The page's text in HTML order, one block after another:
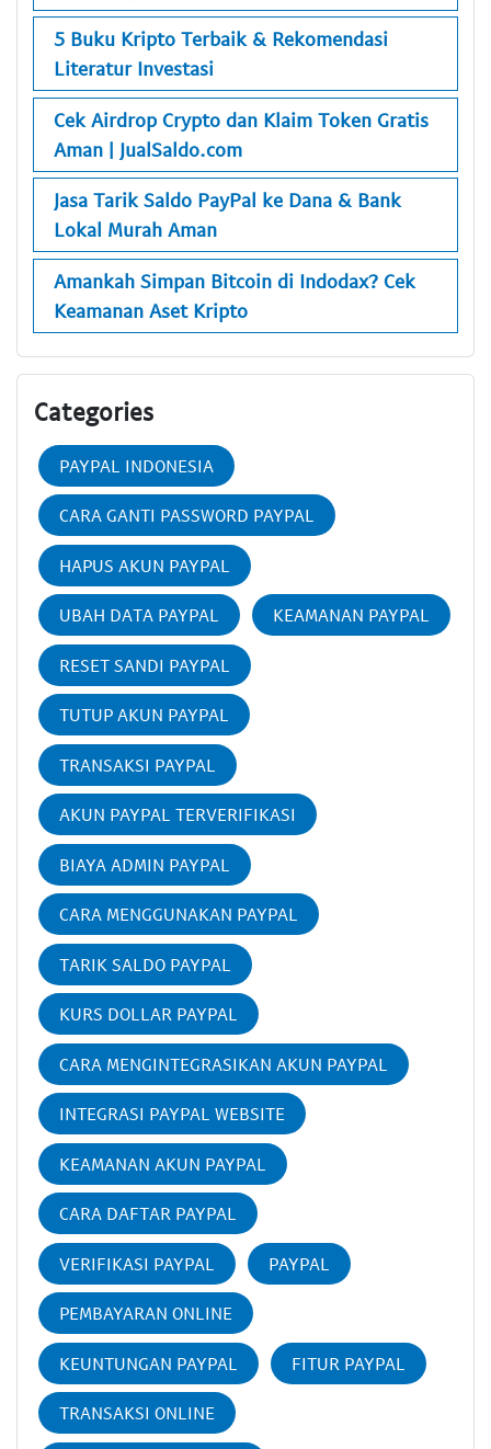
5 Buku Kripto Terbaik & Rekomendasi
Literatur Investasi
Cek Airdrop Crypto dan Klaim Token Gratis
Aman | JualSaldo.com
Jasa Tarik Saldo PayPal ke Dana & Bank
Lokal Murah Aman
Amankah Simpan Bitcoin di Indodax? Cek
Keamanan Aset Kripto
Categories
PAYPAL INDONESIA
CARA GANTI PASSWORD PAYPAL
HAPUS AKUN PAYPAL
UBAH DATA PAYPAL KEAMANAN PAYPAL
RESET SANDI PAYPAL
TUTUP AKUN PAYPAL
TRANSAKSI PAYPAL
AKUN PAYPAL TERVERIFIKASI
BIAYA ADMIN PAYPAL
CARA MENGGUNAKAN PAYPAL
TARIK SALDO PAYPAL
KURS DOLLAR PAYPAL
CARA MENGINTEGRASIKAN AKUN PAYPAL
INTEGRASI PAYPAL WEBSITE
KEAMANAN AKUN PAYPAL
CARA DAFTAR PAYPAL
VERIFIKASI PAYPAL PAYPAL
PEMBAYARAN ONLINE
KEUNTUNGAN PAYPAL FITUR PAYPAL
TRANSAKSI ONLINE